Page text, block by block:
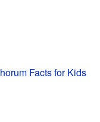
Facts for Kids